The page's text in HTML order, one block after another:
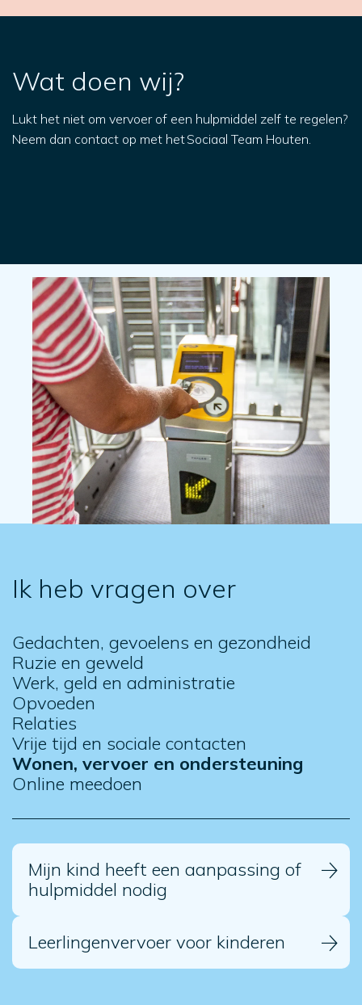
Wat doen wij?
Lukt het niet om vervoer of een hulpmiddel zelf te regelen?
Neem dan contact op met het Sociaal Team Houten.
Ik heb vragen over
Gedachten, gevoelens en gezondheid
Ruzie en geweld
Werk, geld en administratie
Opvoeden
Relaties
Vrije tijd en sociale contacten
Wonen, vervoer en ondersteuning
Online meedoen
Mijn kind heeft een aanpassing of
hulpmiddel nodig
Leerlingenvervoer voor kinderen